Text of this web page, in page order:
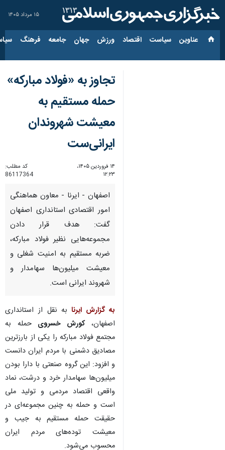
۱۵ مرداد ۱۴۰۵
عناوین‌ سیاست اقتصاد ورزش جهان جامعه فرهنگ
تجاوز به «فولاد مبارکه»
حمله مستقیم به
معیشت شهروندان
ایرانی‌ست
۱۴ فروردین ۱۴۰۵،
۱۲:۲۳
کد مطلب:
86117364
اصفهان - ایرنا - معاون هماهنگی
امور اقتصادی استانداری اصفهان
گفت: هدف قرار دادن
مجموعه‌هایی نظیر فولاد مبارکه،
ضربه مستقیم به امنیت شغلی و
معیشت میلیون‌ها سهامدار و
شهروند ایرانی است.
به گزارش ایرنابه نقل از استانداری
اصفهان،کورش خسروی حمله به
مجتمع فولاد مبارکه را یکی از بارزترین
مصادیق دشمنی با مردم ایران دانست
و افزود: این گروه صنعتی با دارا بودن
میلیون‌ها سهامدار خرد و درشت، نماد
واقعی اقتصاد مردمی و تولید ملی
است و حمله به چنین مجموعه‌ای در
حقیقت حمله مستقیم به جیب و
معیشت توده‌های مردم ایران
محسوب می‌شود.